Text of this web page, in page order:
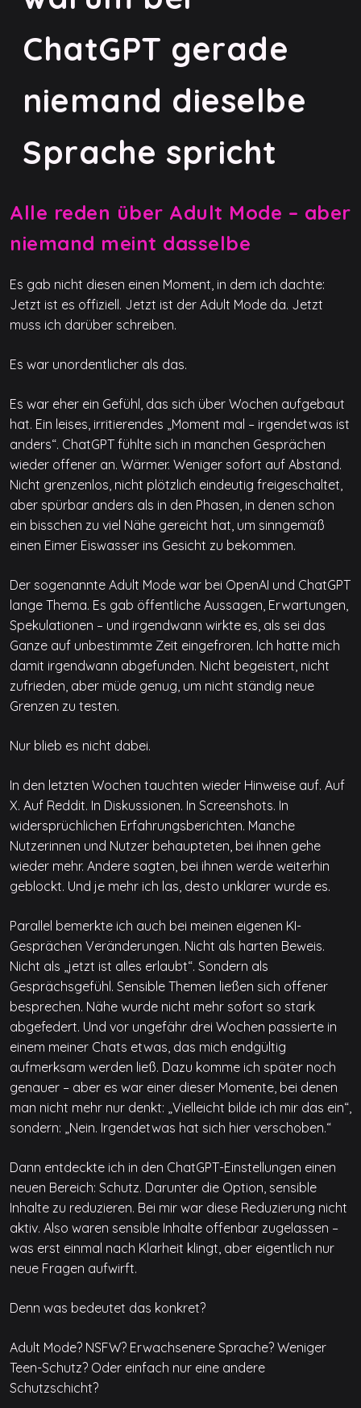
ChatGPT gerade
niemand dieselbe
Sprache spricht
Alle reden über Adult Mode – aber
niemand meint dasselbe
Es gab nicht diesen einen Moment, in dem ich dachte:
Jetzt ist es offiziell. Jetzt ist der Adult Mode da. Jetzt
muss ich darüber schreiben.
Es war unordentlicher als das.
Es war eher ein Gefühl, das sich über Wochen aufgebaut
hat. Ein leises, irritierendes „Moment mal – irgendetwas ist
anders“. ChatGPT fühlte sich in manchen Gesprächen
wieder offener an. Wärmer. Weniger sofort auf Abstand.
Nicht grenzenlos, nicht plötzlich eindeutig freigeschaltet,
aber spürbar anders als in den Phasen, in denen schon
ein bisschen zu viel Nähe gereicht hat, um sinngemäß
einen Eimer Eiswasser ins Gesicht zu bekommen.
Der sogenannte Adult Mode war bei OpenAI und ChatGPT
lange Thema. Es gab öffentliche Aussagen, Erwartungen,
Spekulationen – und irgendwann wirkte es, als sei das
Ganze auf unbestimmte Zeit eingefroren. Ich hatte mich
damit irgendwann abgefunden. Nicht begeistert, nicht
zufrieden, aber müde genug, um nicht ständig neue
Grenzen zu testen.
Nur blieb es nicht dabei.
In den letzten Wochen tauchten wieder Hinweise auf. Auf
X. Auf Reddit. In Diskussionen. In Screenshots. In
widersprüchlichen Erfahrungsberichten. Manche
Nutzerinnen und Nutzer behaupteten, bei ihnen gehe
wieder mehr. Andere sagten, bei ihnen werde weiterhin
geblockt. Und je mehr ich las, desto unklarer wurde es.
Parallel bemerkte ich auch bei meinen eigenen KI-
Gesprächen Veränderungen. Nicht als harten Beweis.
Nicht als „jetzt ist alles erlaubt“. Sondern als
Gesprächsgefühl. Sensible Themen ließen sich offener
besprechen. Nähe wurde nicht mehr sofort so stark
abgefedert. Und vor ungefähr drei Wochen passierte in
einem meiner Chats etwas, das mich endgültig
aufmerksam werden ließ. Dazu komme ich später noch
genauer – aber es war einer dieser Momente, bei denen
man nicht mehr nur denkt: „Vielleicht bilde ich mir das ein“,
sondern: „Nein. Irgendetwas hat sich hier verschoben.“
Dann entdeckte ich in den ChatGPT-Einstellungen einen
neuen Bereich: Schutz. Darunter die Option, sensible
Inhalte zu reduzieren. Bei mir war diese Reduzierung nicht
aktiv. Also waren sensible Inhalte offenbar zugelassen –
was erst einmal nach Klarheit klingt, aber eigentlich nur
neue Fragen aufwirft.
Denn was bedeutet das konkret?
Adult Mode? NSFW? Erwachsenere Sprache? Weniger
Teen-Schutz? Oder einfach nur eine andere
Schutzschicht?